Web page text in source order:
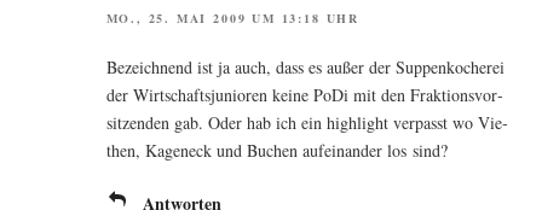
MO., 25. MAI 2009 UM 13:18 UHR
Bezeich­nend ist ja auch, dass es außer der Sup­pen­ko­che­rei
der Wirt­schafts­ju­nio­ren kei­ne PoDi mit den Frak­ti­ons­vor­
sit­zen­den gab. Oder hab ich ein high­light ver­passt wo Vie­
then, Kageneck und Buchen auf­ein­an­der los sind?
Antworten